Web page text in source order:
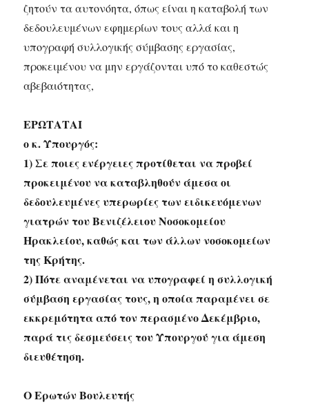
ζητούν τα αυτονόητα, όπως είναι η καταβολή των
δεδουλευμένων εφημερίων τους αλλά και η
υπογραφή συλλογικής σύμβασης εργασίας,
προκειμένου να μην εργάζονται υπό το καθεστώς
αβεβαιότητας,
ΕΡΩΤΑΤΑΙ
ο κ. Υπουργός:
1) Σε ποιες ενέργειες προτίθεται να προβεί
προκειμένου να καταβληθούν άμεσα οι
δεδουλευμένες υπερωρίες των ειδικευόμενων
γιατρών του Βενιζέλειου Νοσοκομείου
Ηρακλείου, καθώς και των άλλων νοσοκομείων
της Κρήτης.
2) Πότε αναμένεται να υπογραφεί η συλλογική
σύμβαση εργασίας τους, η οποία παραμένει σε
εκκρεμότητα από τον περασμένο Δεκέμβριο,
παρά τις δεσμεύσεις του Υπουργού για άμεση
διευθέτηση.
Ο Ερωτών Βουλευτής